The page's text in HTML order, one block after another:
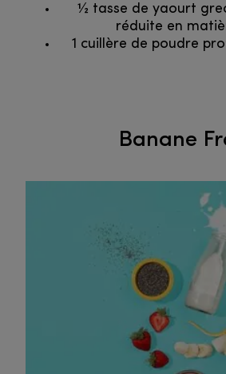
1⁄2 tasse de yaourt
réduite en
1 cuillère de poudre
Banane